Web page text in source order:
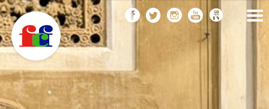
Vés
al
contingut
FEDERACIÓ CATALANA
DE FOTOGRAFIA
F
C